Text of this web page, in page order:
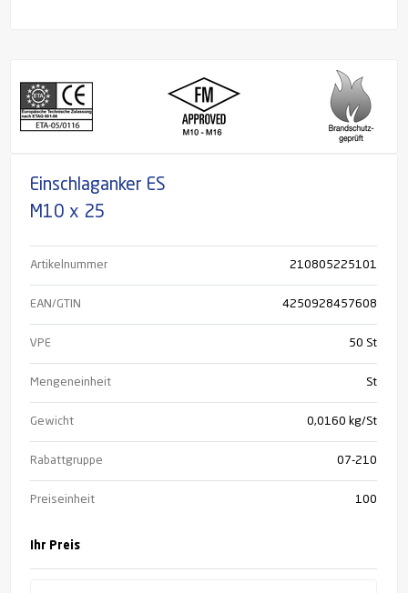
Einschlaganker ES
M10 x 25
Artikelnummer 210805225101
EAN/GTIN 4250928457608
VPE 50 St
Mengeneinheit St
Gewicht 0,0160 kg/St
Rabattgruppe 07-210
Preiseinheit 100
Ihr Preis